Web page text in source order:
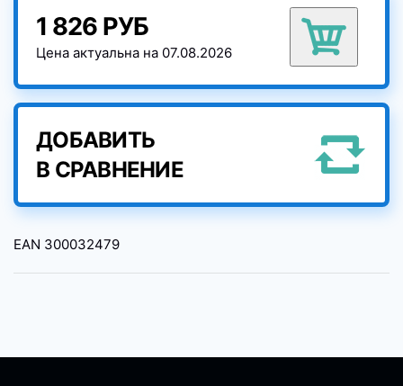
1 826 РУБ
Цена актуальна на 07.08.2026
ДОБАВИТЬ
В СРАВНЕНИЕ
EAN 300032479